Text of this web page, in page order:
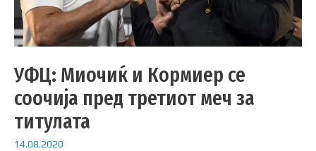
УФЦ: Миочиќ и Кормиер се
соочија пред третиот меч за
титулата
14.08.2020